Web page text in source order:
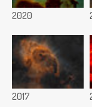
2020
2017